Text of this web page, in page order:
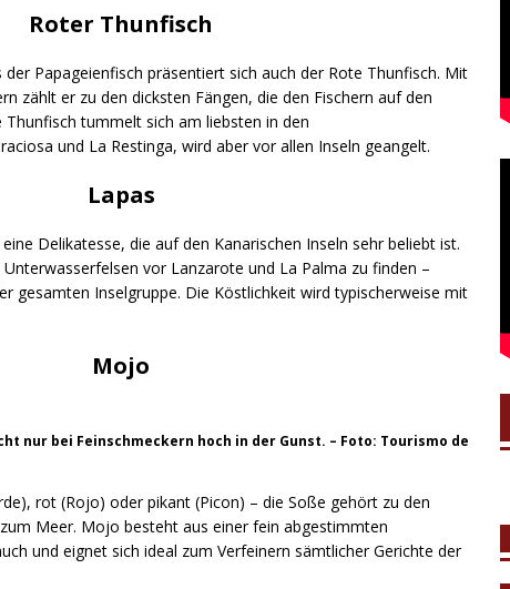
Roter Thunfisch
Papageienfisch präsentiert sich auch der Rote Thunfisch. Mit
zählt er zu den dicksten Fängen, die den Fischern auf den
tummelt sich am liebsten in den
und La Restinga, wird aber vor allen Inseln geangelt.
Lapas
Delikatesse, die auf den Kanarischen Inseln sehr beliebt ist.
vor Lanzarote und La Palma zu finden –
gesamten Inselgruppe. Die Köstlichkeit wird typischerweise mit
Mojo
nur bei Feinschmeckern hoch in der Gunst. – Foto: Tourismo de
rot (Rojo) oder pikant (Picon) – die Soße gehört zu den
Meer. Mojo besteht aus einer fein abgestimmten
und eignet sich ideal zum Verfeinern sämtlicher Gerichte der